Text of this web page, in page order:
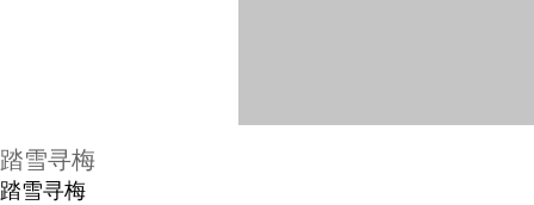
踏雪寻梅
踏雪寻梅